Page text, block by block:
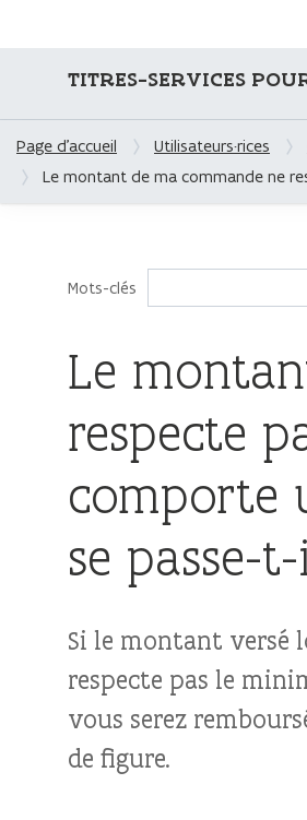
TITRES-SERVICES
Page d'accueil Utilisateurs·rices
Le montant de ma commande ne
Mots-clés
Le
respecte
comporte
se passe-
Si le montant versé
respecte pas le
vous serez
de figure.